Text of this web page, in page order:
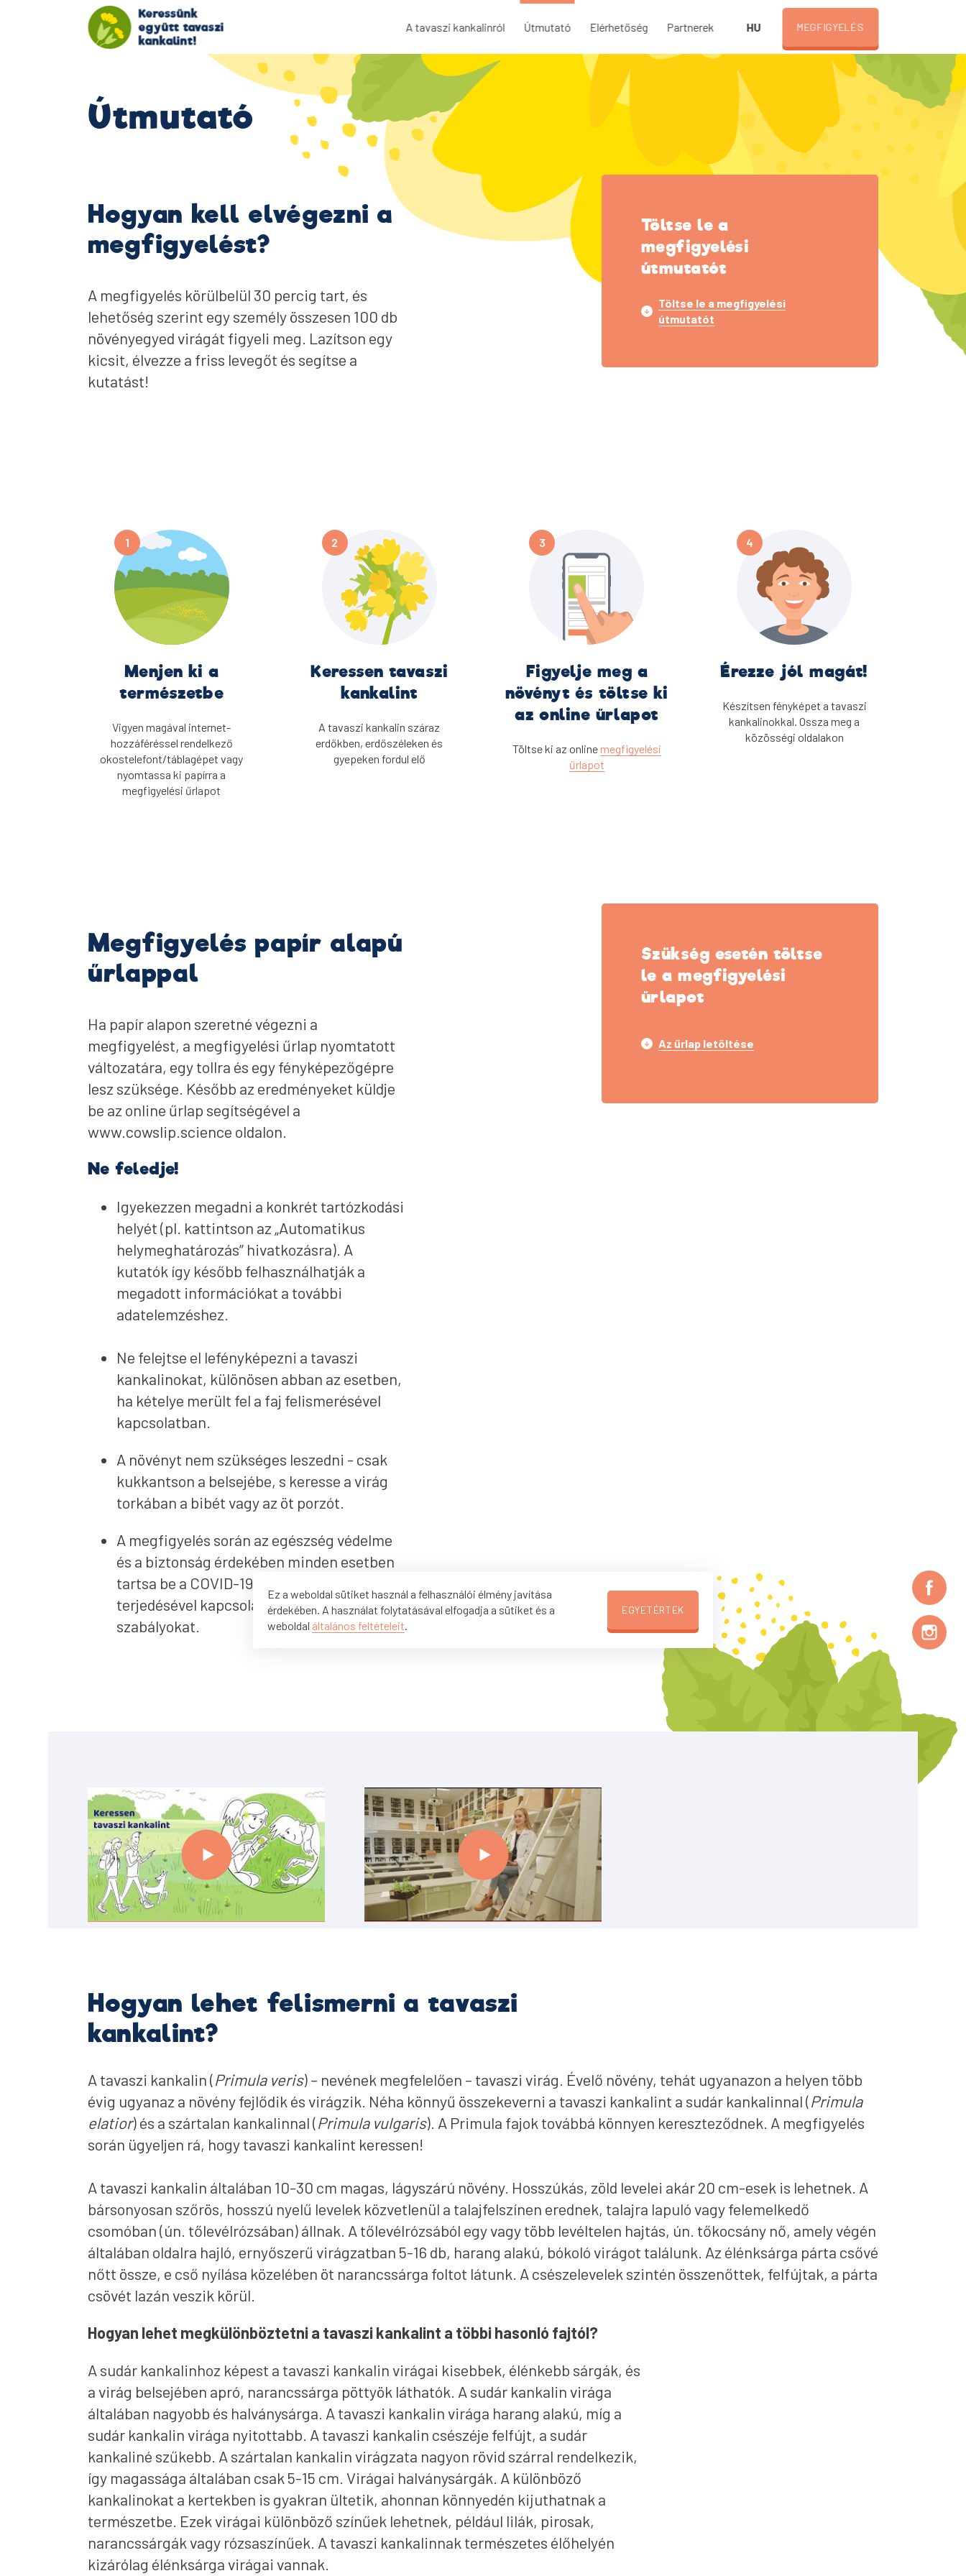
Keressünk
együtt tavaszi
kankalint!
A tavaszi kankalinról Útmutató Elérhetőség Partnerek HU MEGFIGYELÉS
Útmutató
Hogyan kell elvégezni a
megfigyelést?
A megfigyelés körülbelül 30 percig tart, és
lehetőség szerint egy személy összesen 100 db
növényegyed virágát figyeli meg. Lazítson egy
kicsit, élvezze a friss levegőt és segítse a
kutatást!
Töltse le a
megfigyelési
útmutatót
Töltse le a megfigyelési
útmutatót
Menjen ki a
természetbe
Vigyen magával internet-
hozzáféréssel rendelkező
okostelefont/táblagépet vagy
nyomtassa ki papírra a
megfigyelési űrlapot
Keressen tavaszi
kankalint
A tavaszi kankalin száraz
erdőkben, erdőszéleken és
gyepeken fordul elő
Figyelje meg a
növényt és töltse ki
az online űrlapot
Töltse ki az onlinemegfigyelési
űrlapot
Érezze jól magát!
Készítsen fényképet a tavaszi
kankalinokkal. Ossza meg a
közösségi oldalakon
Megfigyelés papír alapú
űrlappal
Ha papír alapon szeretné végezni a
megfigyelést, a megfigyelési űrlap nyomtatott
változatára, egy tollra és egy fényképezőgépre
lesz szüksége. Később az eredményeket küldje
be az online űrlap segítségével a
www.cowslip.science oldalon.
Ne feledje!
Igyekezzen megadni a konkrét tartózkodási
helyét (pl. kattintson az „Automatikus
helymeghatározás” hivatkozásra). A
kutatók így később felhasználhatják a
megadott információkat a további
adatelemzéshez.
Ne felejtse el lefényképezni a tavaszi
kankalinokat, különösen abban az esetben,
ha kételye merült fel a faj felismerésével
kapcsolatban.
A növényt nem szükséges leszedni - csak
kukkantson a belsejébe, s keresse a virág
torkában a bibét vagy az öt porzót.
A megfigyelés során az egészség védelme
és a biztonság érdekében minden esetben
tartsa be a COVID-19 koronavírus
terjedésével kapcsolatban hozott helyi
szabályokat.
Szükség esetén töltse
le a megfigyelési
űrlapot
Az űrlap letöltése
Hogyan lehet felismerni a tavaszi
kankalint?
A tavaszi kankalin (Primula veris) – nevének megfelelően – tavaszi virág. Évelő növény, tehát ugyanazon a helyen több
évig ugyanaz a növény fejlődik és virágzik. Néha könnyű összekeverni a tavaszi kankalint a sudár kankalinnal (Primula
elatior) és a szártalan kankalinnal (Primula vulgaris). A Primula fajok továbbá könnyen kereszteződnek. A megfigyelés
során ügyeljen rá, hogy tavaszi kankalint keressen!
A tavaszi kankalin általában 10-30 cm magas, lágyszárú növény. Hosszúkás, zöld levelei akár 20 cm-esek is lehetnek. A
bársonyosan szőrös, hosszú nyelű levelek közvetlenül a talajfelszínen erednek, talajra lapuló vagy felemelkedő
csomóban (ún. tőlevélrózsában) állnak. A tőlevélrózsából egy vagy több levéltelen hajtás, ún. tőkocsány nő, amely végén
általában oldalra hajló, ernyőszerű virágzatban 5-16 db, harang alakú, bókoló virágot találunk. Az élénksárga párta csővé
nőtt össze, e cső nyílása közelében öt narancssárga foltot látunk. A csészelevelek szintén összenőttek, felfújtak, a párta
csövét lazán veszik körül.
Hogyan lehet megkülönböztetni a tavaszi kankalint a többi hasonló fajtól?
A sudár kankalinhoz képest a tavaszi kankalin virágai kisebbek, élénkebb sárgák, és
a virág belsejében apró, narancssárga pöttyök láthatók. A sudár kankalin virága
általában nagyobb és halványsárga. A tavaszi kankalin virága harang alakú, míg a
sudár kankalin virága nyitottabb. A tavaszi kankalin csészéje felfújt, a sudár
kankaliné szűkebb. A szártalan kankalin virágzata nagyon rövid szárral rendelkezik,
így magassága általában csak 5-15 cm. Virágai halványsárgák. A különböző
kankalinokat a kertekben is gyakran ültetik, ahonnan könnyedén kijuthatnak a
természetbe. Ezek virágai különböző színűek lehetnek, például lilák, pirosak,
narancssárgák vagy rózsaszínűek. A tavaszi kankalinnak természetes élőhelyén
kizárólag élénksárga virágai vannak.
Ez a weboldal sütiket használ a felhasználói élmény javítása
érdekében. A használat folytatásával elfogadja a sütiket és a
weboldal általános feltételeit.
EGYETÉRTEK